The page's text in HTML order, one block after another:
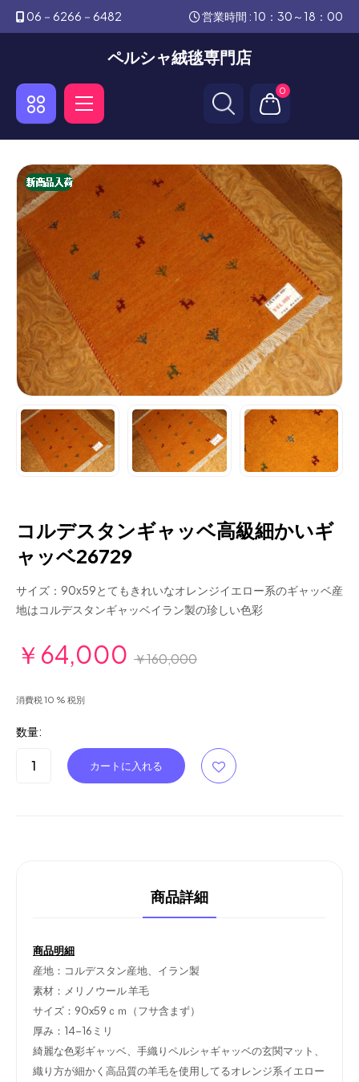
06－6266－6482 営業時間 : 10：30～18：00
ペルシャ絨毯専門店
0
コルデスタンギャッベ高級細かいギ
ャッベ26729
サイズ：90x59とてもきれいなオレンジイエロー系のギャッベ産
地はコルデスタンギャッベイラン製の珍しい色彩
￥64,000 ￥160,000
消費税 10 % 税別
数量:
商品詳細
商品明細
産地：コルデスタン産地、イラン製
素材：メリノウール羊毛
サイズ：90x59ｃｍ（フサ含まず）
厚み：14-16ミリ
綺麗な色彩ギャッベ、手織りペルシャギャッベの玄関マット、
織り方が細かく高品質の羊毛を使用してるオレンジ系イエロー